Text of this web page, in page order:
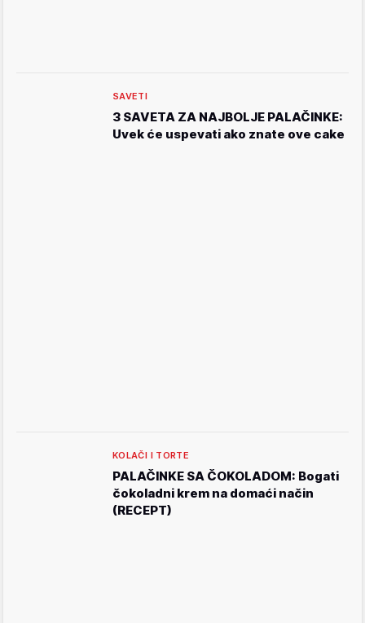
SAVETI
3 SAVETA ZA NAJBOLJE PALAČINKE:
Uvek će uspevati ako znate ove cake
KOLAČI I TORTE
PALAČINKE SA ČOKOLADOM: Bogati
čokoladni krem na domaći način
(RECEPT)